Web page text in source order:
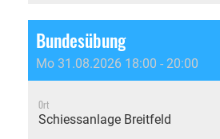
Bundesübung
Mo 31.08.2026 18:00 - 20:00
Ort
Schiessanlage Breitfeld